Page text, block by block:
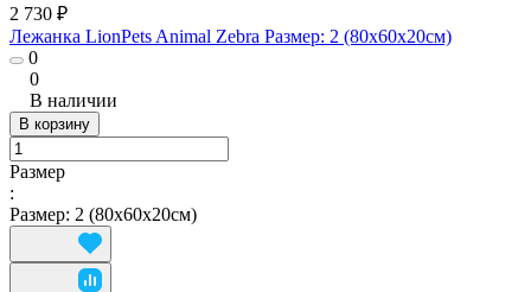
2 730 ₽
Лежанка LionPets Animal Zebra Размер: 2 (80х60х20см)
0
0
В наличии
В корзину
Размер
:
Размер: 2 (80х60х20см)